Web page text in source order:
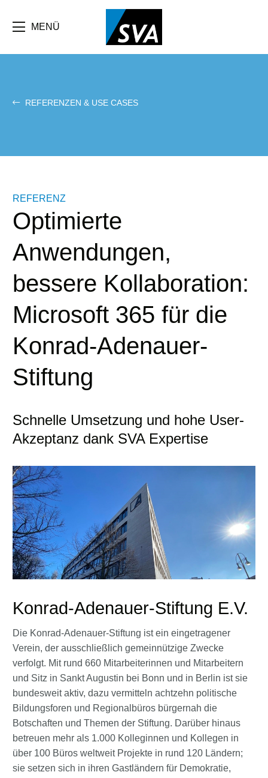
Inhalt
MENÜ
REFERENZEN & USE CASES
REFERENZ
Optimierte
Anwendungen,
bessere Kollaboration:
Microsoft 365 für die
Konrad-Adenauer-
Stiftung
Schnelle Umsetzung und hohe User-
Akzeptanz dank SVA Expertise
Konrad-Adenauer-Stiftung E.V.
Die Konrad-Adenauer-Stiftung ist ein eingetragener
Verein, der ausschließlich gemeinnützige Zwecke
verfolgt. Mit rund 660 Mitarbeiterinnen und Mitarbeitern
und Sitz in Sankt Augustin bei Bonn und in Berlin ist sie
bundesweit aktiv, dazu vermitteln achtzehn politische
Bildungsforen und Regionalbüros bürgernah die
Botschaften und Themen der Stiftung. Darüber hinaus
betreuen mehr als 1.000 Kolleginnen und Kollegen in
über 100 Büros weltweit Projekte in rund 120 Ländern;
sie setzen sich in ihren Gastländern für Demokratie,